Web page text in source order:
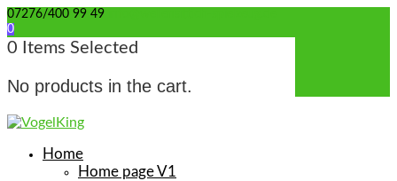
07276/400 99 49
0
0 Items Selected
No products in the cart.
Home
Home page V1